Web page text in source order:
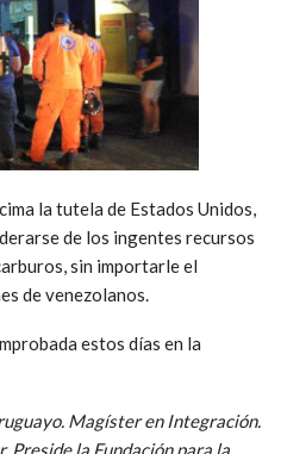
la tutela de Estados Unidos,
de los ingentes recursos
sin importarle el
de venezolanos.
estos días en la
Magíster en Integración.
Preside la Fundación para la